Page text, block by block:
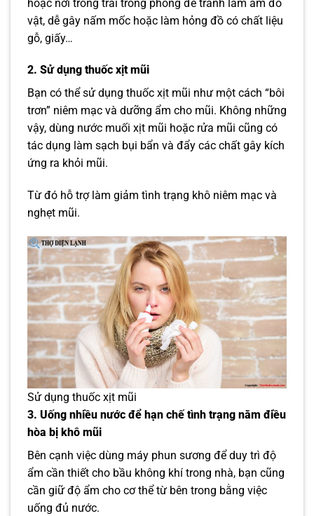
hoặc nơi trống trải trong phòng để tránh làm ẩm đồ
vật, dễ gây nấm mốc hoặc làm hỏng đồ có chất liệu
gỗ, giấy…
2. Sử dụng thuốc xịt mũi
Bạn có thể sử dụng thuốc xịt mũi như một cách “bôi
trơn” niêm mạc và dưỡng ẩm cho mũi. Không những
vậy, dùng nước muối xịt mũi hoặc rửa mũi cũng có
tác dụng làm sạch bụi bẩn và đẩy các chất gây kích
ứng ra khỏi mũi.
Từ đó hỗ trợ làm giảm tình trạng khô niêm mạc và
nghẹt mũi.
Sử dụng thuốc xịt mũi
3. Uống nhiều nước để hạn chế tình trạng nằm điều
hòa bị khô mũi
Bên cạnh việc dùng máy phun sương để duy trì độ
ẩm cần thiết cho bầu không khí trong nhà, bạn cũng
cần giữ độ ẩm cho cơ thể từ bên trong bằng việc
uống đủ nước.